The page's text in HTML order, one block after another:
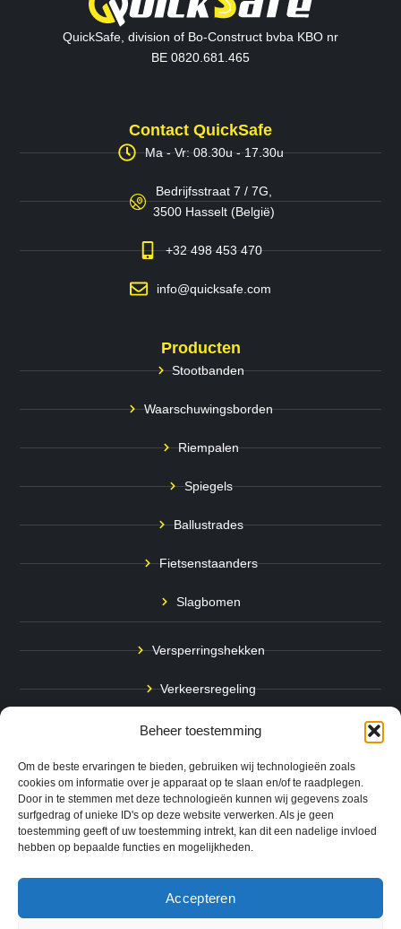
Beheer toestemming
Om de beste ervaringen te bieden, gebruiken wij technologieën zoals
cookies om informatie over je apparaat op te slaan en/of te raadplegen.
Door in te stemmen met deze technologieën kunnen wij gegevens zoals
surfgedrag of unieke ID's op deze website verwerken. Als je geen
toestemming geeft of uw toestemming intrekt, kan dit een nadelige invloed
hebben op bepaalde functies en mogelijkheden.
Accepteren
QuickSafe, division of Bo-Construct bvba KBO nr
BE 0820.681.465
Contact QuickSafe
Ma - Vr: 08.30u - 17.30u
Bedrijfsstraat 7 / 7G,
3500 Hasselt (België)
+32 498 453 470
info@quicksafe.com
Producten
Stootbanden
Waarschuwingsborden
Riempalen
Spiegels
Ballustrades
Fietsenstaanders
Slagbomen
Versperringshekken
Verkeersregeling
Stadspalen
Afzetpalen
Bodemmarkering
Ram- & Aanrijbeveiliging